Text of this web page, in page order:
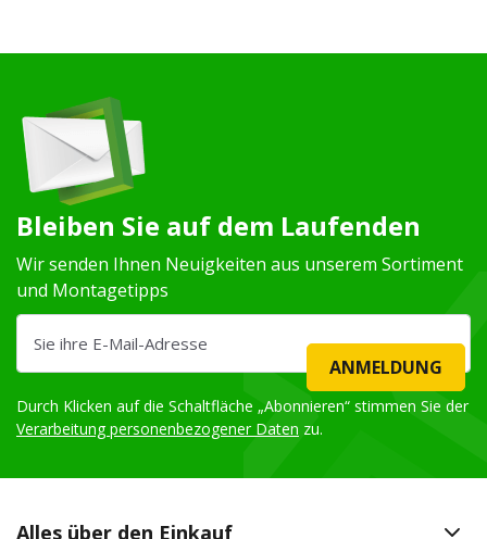
Bleiben Sie auf dem Laufenden
Wir senden Ihnen Neuigkeiten aus unserem Sortiment
und Montagetipps
ANMELDUNG
Durch Klicken auf die Schaltfläche „Abonnieren“ stimmen Sie der
Verarbeitung personenbezogener Daten zu.
Alles über den Einkauf